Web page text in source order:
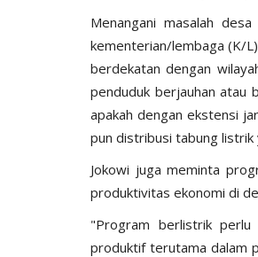
Menangani masalah
kementerian/lembaga (K/
berdekatan dengan
penduduk berjauhan atau
apakah dengan ekstensi
pun distribusi tabung listrik
Jokowi juga meminta
produktivitas ekonomi di
"Program berlistrik perlu
produktif terutama dalam